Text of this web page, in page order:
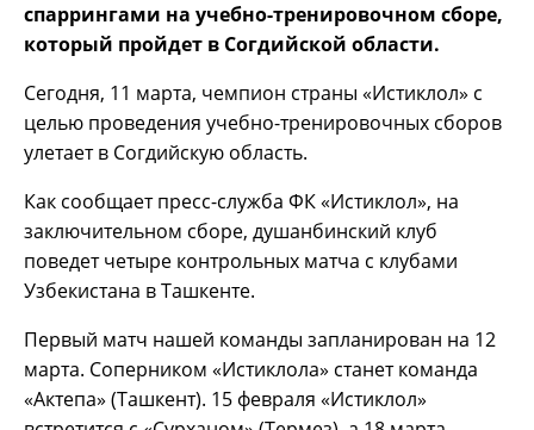
спаррингами на учебно-тренировочном сборе,
который пройдет в Согдийской области.
Сегодня, 11 марта, чемпион страны «Истиклол» с
целью проведения учебно-тренировочных сборов
улетает в Согдийскую область.
Как сообщает пресс-служба ФК «Истиклол», на
заключительном сборе, душанбинский клуб
поведет четыре контрольных матча с клубами
Узбекистана в Ташкенте.
Первый матч нашей команды запланирован на 12
марта. Соперником «Истиклола» станет команда
«Актепа» (Ташкент). 15 февраля «Истиклол»